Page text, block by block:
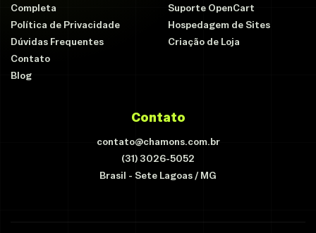
Completa
Política de Privacidade
Dúvidas Frequentes
Contato
Blog
Suporte OpenCart
Hospedagem de Sites
Criação de Loja
Contato
contato@chamons.com.br
(31) 3026-5052
Brasil - Sete Lagoas / MG